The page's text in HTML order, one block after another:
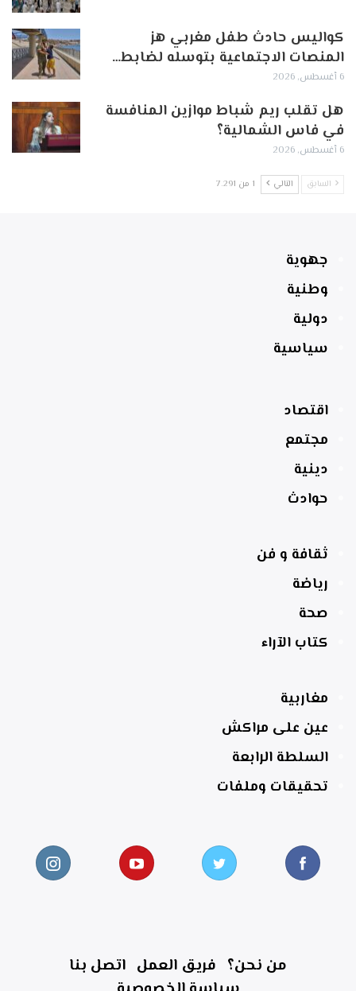
كواليس حادث طفل مغربي هز
المنصات الاجتماعية بتوسله لضابط…
6 أغسطس, 2026
هل تقلب ريم شباط موازين المنافسة
في فاس الشمالية؟
6 أغسطس, 2026
السابق التالي 1 من 7٬291
جهوية
وطنية
دولية
سياسية
اقتصاد
مجتمع
دينية
حوادث
ثقافة و فن
رياضة
صحة
كتاب الآراء
مغاربية
عين على مراكش
السلطة الرابعة
تحقيقات وملفات
من نحن؟ فريق العمل اتصل بنا